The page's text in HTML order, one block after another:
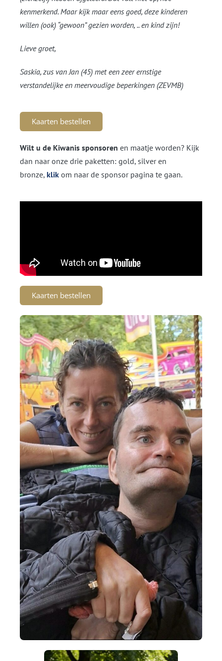
kenmerkend. Maar kijk maar eens goed, deze kinderen
willen (ook) “gewoon” gezien worden, .. en kind zijn!
Lieve groet,
Saskia, zus van Jan (45) met een zeer ernstige
verstandelijke en meervoudige beperkingen (ZEVMB)
Kaarten bestellen
Wilt u de Kiwanis sponsoren en maatje worden? Kijk
dan naar onze drie paketten: gold, silver en
bronze, klik om naar de sponsor pagina te gaan.
Kaarten bestellen